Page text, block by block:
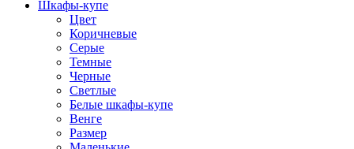
Шкафы-купе
Цвет
Коричневые
Серые
Темные
Черные
Светлые
Белые шкафы-купе
Венге
Размер